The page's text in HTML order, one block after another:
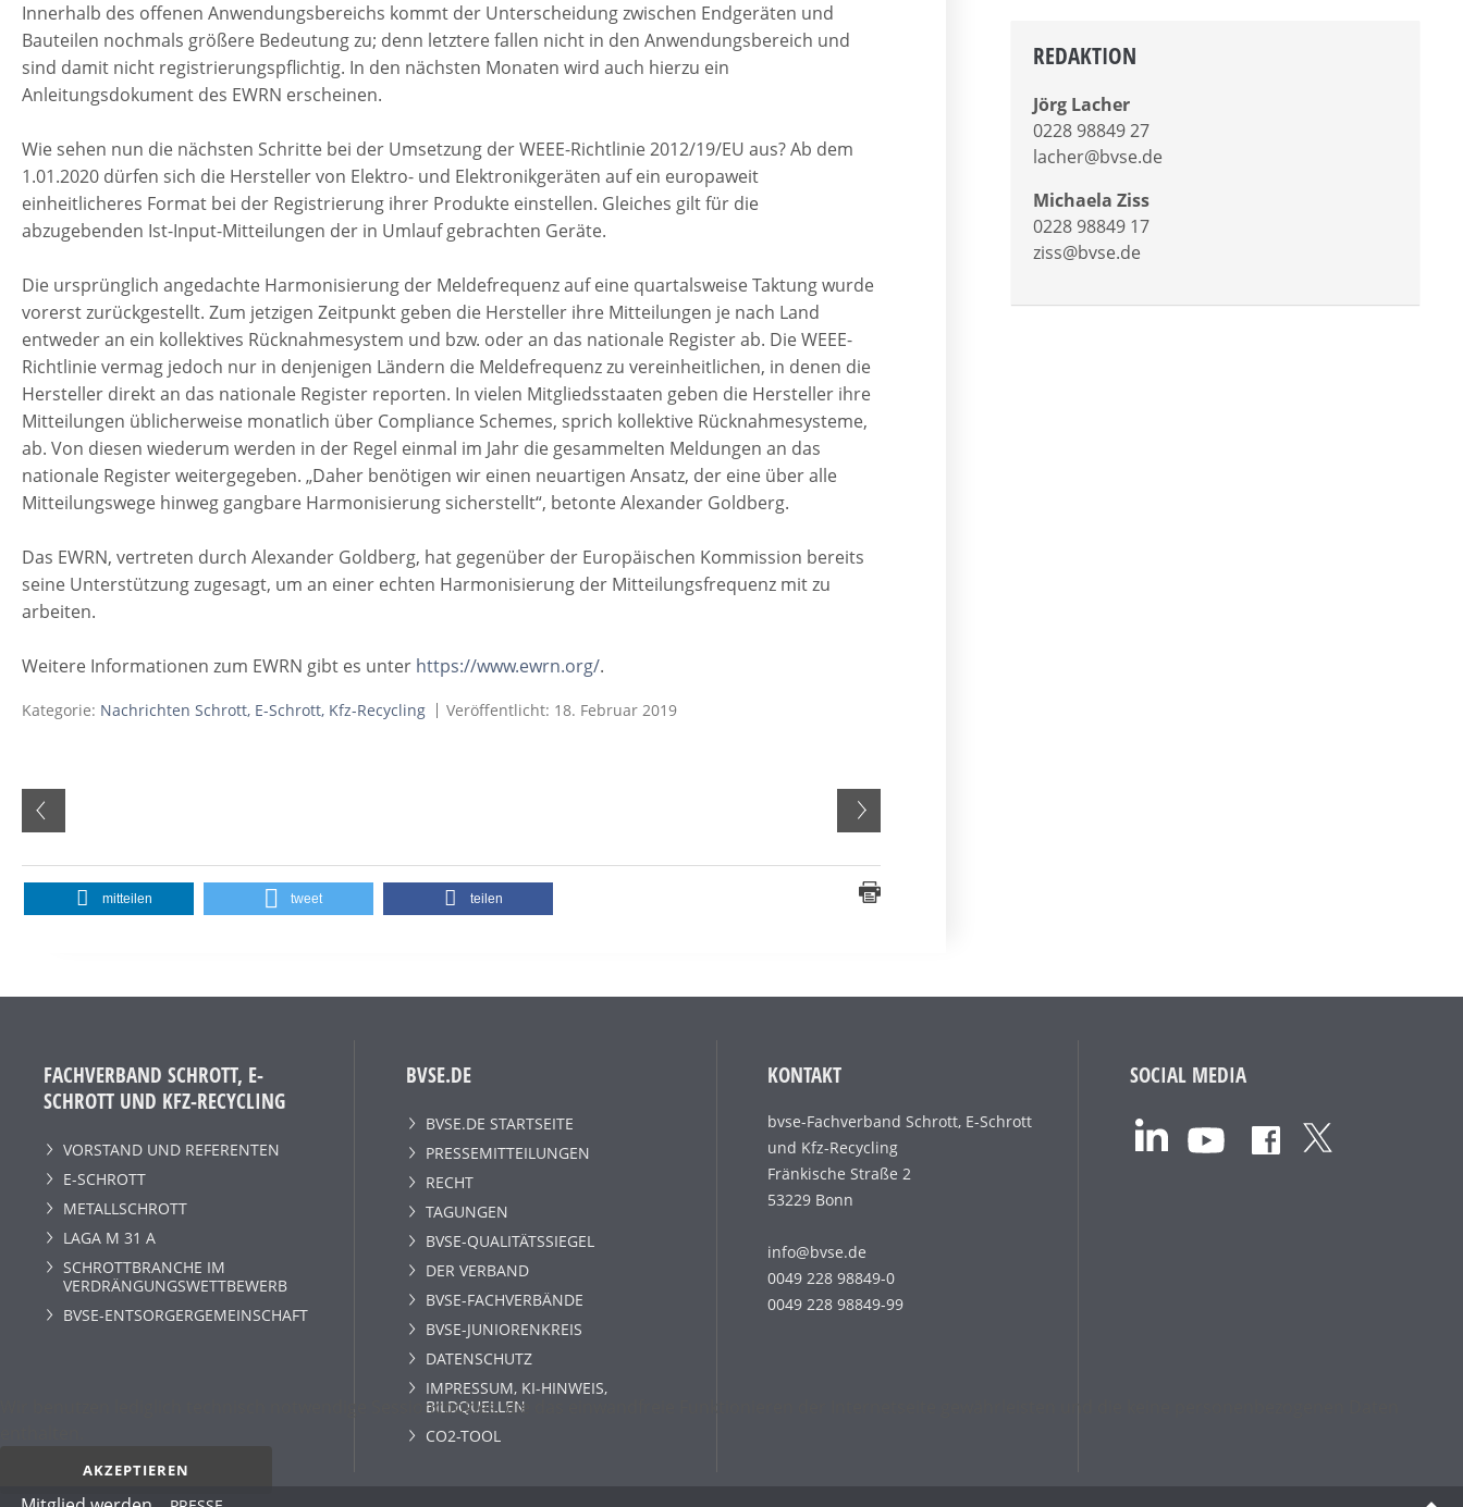
Innerhalb des offenen Anwendungsbereichs kommt der Unterscheidung zwischen Endgeräten und
Bauteilen nochmals größere Bedeutung zu; denn letztere fallen nicht in den Anwendungsbereich und
sind damit nicht registrierungspflichtig. In den nächsten Monaten wird auch hierzu ein
Anleitungsdokument des EWRN erscheinen.
Wie sehen nun die nächsten Schritte bei der Umsetzung der WEEE-Richtlinie 2012/19/EU aus? Ab dem
1.01.2020 dürfen sich die Hersteller von Elektro- und Elektronikgeräten auf ein europaweit
einheitlicheres Format bei der Registrierung ihrer Produkte einstellen. Gleiches gilt für die
abzugebenden Ist-Input-Mitteilungen der in Umlauf gebrachten Geräte.
Die ursprünglich angedachte Harmonisierung der Meldefrequenz auf eine quartalsweise Taktung wurde
vorerst zurückgestellt. Zum jetzigen Zeitpunkt geben die Hersteller ihre Mitteilungen je nach Land
entweder an ein kollektives Rücknahmesystem und bzw. oder an das nationale Register ab. Die WEEE-
Richtlinie vermag jedoch nur in denjenigen Ländern die Meldefrequenz zu vereinheitlichen, in denen die
Hersteller direkt an das nationale Register reporten. In vielen Mitgliedsstaaten geben die Hersteller ihre
Mitteilungen üblicherweise monatlich über Compliance Schemes, sprich kollektive Rücknahmesysteme,
ab. Von diesen wiederum werden in der Regel einmal im Jahr die gesammelten Meldungen an das
nationale Register weitergegeben. „Daher benötigen wir einen neuartigen Ansatz, der eine über alle
Mitteilungswege hinweg gangbare Harmonisierung sicherstellt“, betonte Alexander Goldberg.
Das EWRN, vertreten durch Alexander Goldberg, hat gegenüber der Europäischen Kommission bereits
seine Unterstützung zugesagt, um an einer echten Harmonisierung der Mitteilungsfrequenz mit zu
arbeiten.
Weitere Informationen zum EWRN gibt es unter https://www.ewrn.org/.
Kategorie: Nachrichten Schrott, E-Schrott, Kfz-Recycling Veröffentlicht: 18. Februar 2019
mitteilen tweet teilen
REDAKTION
Jörg Lacher
0228 98849 27
lacher@bvse.de
Michaela Ziss
0228 98849 17
ziss@bvse.de
FACHVERBAND SCHROTT, E-
SCHROTT UND KFZ-RECYCLING
VORSTAND UND REFERENTEN
E-SCHROTT
METALLSCHROTT
LAGA M 31 A
SCHROTTBRANCHE IM
VERDRÄNGUNGSWETTBEWERB
BVSE-ENTSORGERGEMEINSCHAFT
BVSE.DE
BVSE.DE STARTSEITE
PRESSEMITTEILUNGEN
RECHT
TAGUNGEN
BVSE-QUALITÄTSSIEGEL
DER VERBAND
BVSE-FACHVERBÄNDE
BVSE-JUNIORENKREIS
DATENSCHUTZ
IMPRESSUM, KI-HINWEIS,
BILDQUELLEN
CO2-TOOL
KONTAKT
bvse-Fachverband Schrott, E-Schrott
und Kfz-Recycling
Fränkische Straße 2
53229 Bonn
info@bvse.de
0049 228 98849-0
0049 228 98849-99
SOCIAL MEDIA
Wir benutzen lediglich technisch notwendige Sessioncookies, die das einwandfreie Funktionieren der Internetseite gewährleisten und die keine personenbezogenen Daten
AKZEPTIEREN